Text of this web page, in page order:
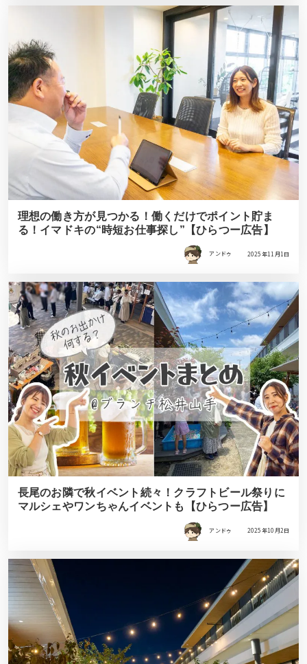
理想の働き方が見つかる！働くだけでポイント貯ま
る！イマドキの“時短お仕事探し”【ひらつー広告】
アンドゥ 2025年11月1日
長尾のお隣で秋イベント続々！クラフトビール祭りに
マルシェやワンちゃんイベントも【ひらつー広告】
アンドゥ 2025年10月2日